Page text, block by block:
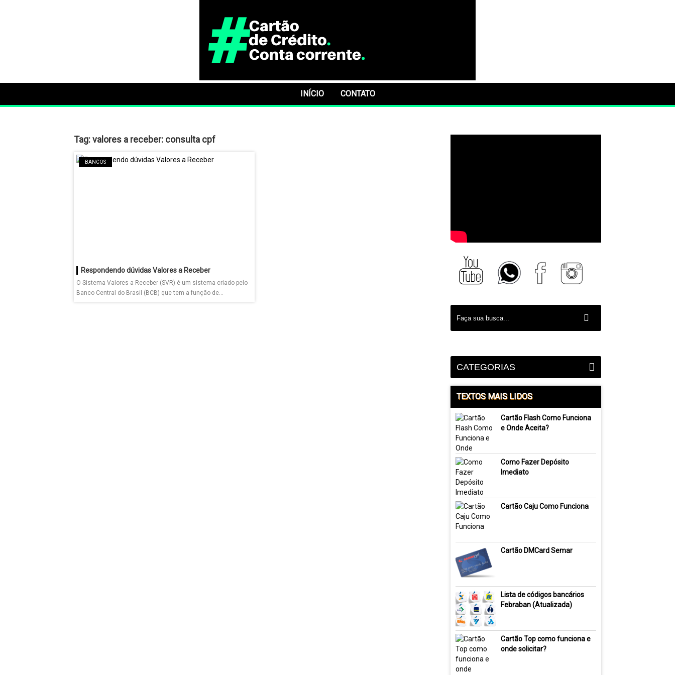
INÍCIO CONTATO
Tag:valores a receber: consulta cpf
BANCOS
Respondendo dúvidas Valores a Receber
O Sistema Valores a Receber (SVR) é um sistema criado pelo
Banco Central do Brasil (BCB) que tem a função de...
CATEGORIAS
TEXTOS MAIS LIDOS
Cartão Flash Como Funciona
e Onde Aceita?
Como Fazer Depósito
Imediato
Cartão Caju Como Funciona
Cartão DMCard Semar
Lista de códigos bancários
Febraban (Atualizada)
Cartão Top como funciona e
onde solicitar?